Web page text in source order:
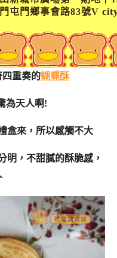
屯門鄉事會路83號V
四重奏的蝴蝶酥
為天人啊!
盒來，所以感觸不大
明，不甜膩的酥脆感，